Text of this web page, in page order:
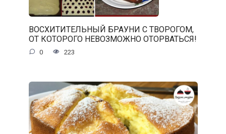
ВОСХИТИТЕЛЬНЫЙ БРАУНИ С ТВОРОГОМ,
ОТ КОТОРОГО НЕВОЗМОЖНО ОТОРВАТЬСЯ!
0 223